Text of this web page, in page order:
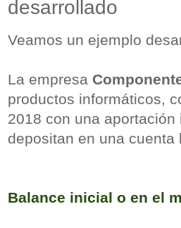
desarrollado
Veamos un ejemplo
La empresa
productos informáticos,
2018 con una
depositan en una cuenta
Balance inicial o en el